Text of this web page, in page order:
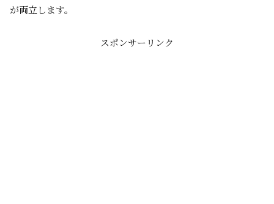
が両立します。
スポンサーリンク